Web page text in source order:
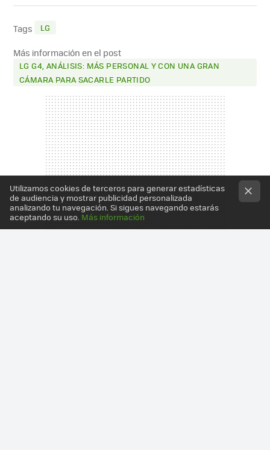
FACEBOOK
X
E-
Tags LG
Más información en el post
LG G4, ANÁLISIS: MÁS PERSONAL Y CON UNA GRAN
CÁMARA PARA SACARLE PARTIDO
Utilizamos cookies de terceros para generar estadísticas
de audiencia y mostrar publicidad personalizada
analizando tu navegación. Si sigues navegando estarás
aceptando su uso. Más información